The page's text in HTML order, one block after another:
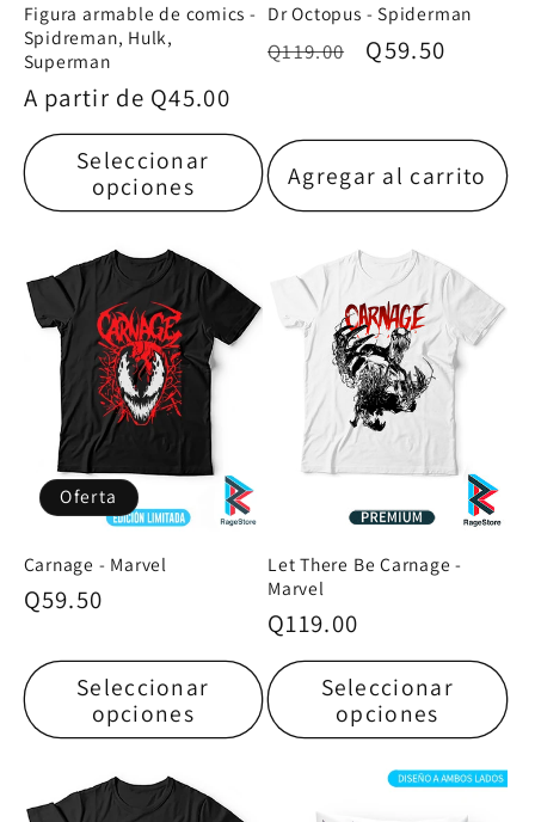
Figura armable de comics -
Spidreman, Hulk,
Superman
Precio
habitual
A partir de Q45.00
Seleccionar
opciones
Dr Octopus - Spiderman
Precio
Q119.00
Precio
Q59.50
Agregar al carrito
Oferta
Carnage - Marvel
Precio
Q59.50
Seleccionar
opciones
Let There Be Carnage -
Marvel
Precio
habitual
Q119.00
Seleccionar
opciones